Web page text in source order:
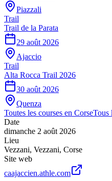
Piazzali
Trail
Trail de la Parata
29 août 2026
Ajaccio
Trail
Alta Rocca Trail 2026
30 août 2026
Quenza
Toutes les courses en CorseTous
Date
dimanche 2 août 2026
Lieu
Vezzani, Vezzani, Corse
Site web
caajaccien.athle.com